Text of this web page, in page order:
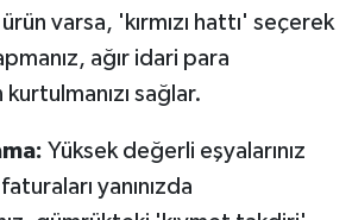
varsa, 'kırmızı hattı' seçerek
ağır idari para
kurtulmanızı sağlar.
Yüksek değerli eşyalarınız
faturaları yanınızda